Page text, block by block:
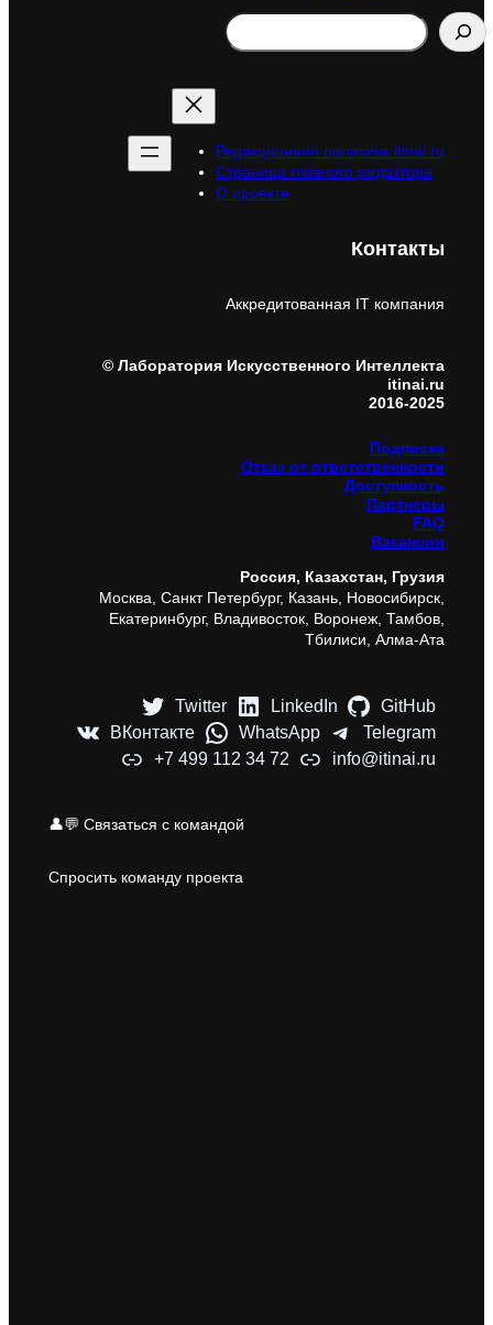
Search
Редакционная политика itinai.ru
Страница главного редактора
О проекте
Контакты
Аккредитованная IT компания
© Лаборатория Искусственного Интеллекта
itinai.ru
2016-2025
Подписка
Отказ от ответственности
Доступность
Партнеры
FAQ
Вакансии
Россия, Казахстан, Грузия
Москва, Санкт Петербург, Казань, Новосибирск,
Екатеринбург, Владивосток, Воронеж, Тамбов,
Тбилиси, Алма-Ата
Twitter LinkedIn
GitHub
ВКонтакте
WhatsApp
Telegram
+7 499 112 34 72
info@itinai.ru
👤💬 Связаться с командой
Спросить команду проекта